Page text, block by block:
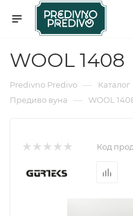
WOOL 1408
Predivno Predivo — Каталог
Предиво вуна — WOOL
Код